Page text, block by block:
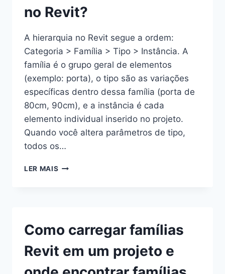
no Revit?
A hierarquia no Revit segue a ordem:
Categoria > Família > Tipo > Instância. A
família é o grupo geral de elementos
(exemplo: porta), o tipo são as variações
específicas dentro dessa família (porta de
80cm, 90cm), e a instância é cada
elemento individual inserido no projeto.
Quando você altera parâmetros de tipo,
todos os…
LER MAIS QUAL
E
NO
Como carregar famílias
Revit em um projeto e